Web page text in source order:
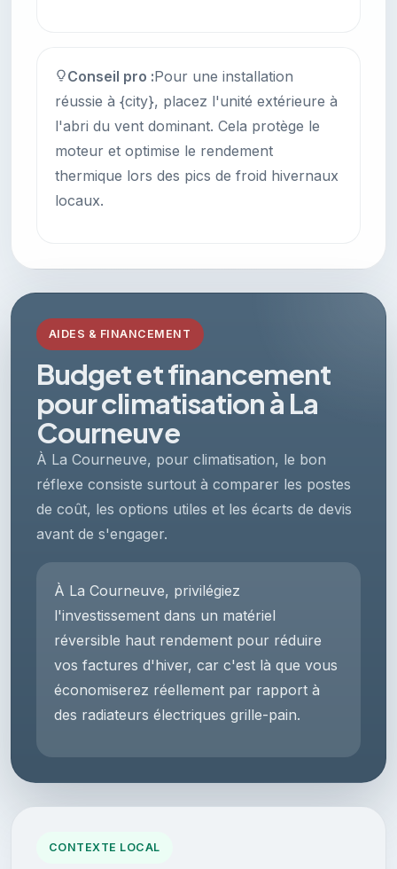
Conseil pro :Pour une installation
réussie à {city}, placez l'unité extérieure à
l'abri du vent dominant. Cela protège le
moteur et optimise le rendement
thermique lors des pics de froid hivernaux
locaux.
AIDES & FINANCEMENT
Budget et financement
pour climatisation à La
Courneuve
À La Courneuve, pour climatisation, le bon
réflexe consiste surtout à comparer les postes
de coût, les options utiles et les écarts de devis
avant de s'engager.
À La Courneuve, privilégiez
l'investissement dans un matériel
réversible haut rendement pour réduire
vos factures d'hiver, car c'est là que vous
économiserez réellement par rapport à
des radiateurs électriques grille-pain.
CONTEXTE LOCAL